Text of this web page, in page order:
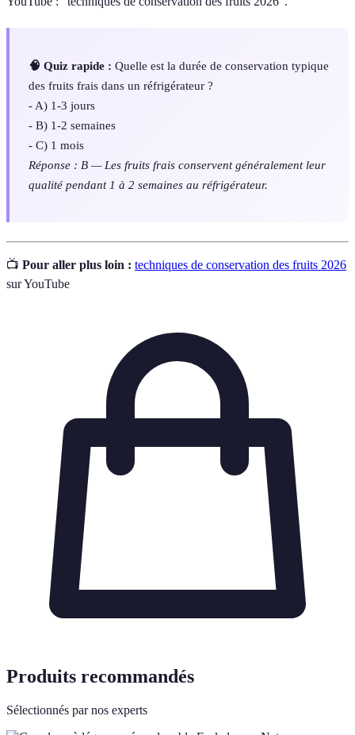
🧠 Quiz rapide : Quelle est la durée de conservation typique
des fruits frais dans un réfrigérateur ?
- A) 1-3 jours
- B) 1-2 semaines
- C) 1 mois
Réponse : B — Les fruits frais conservent généralement leur
qualité pendant 1 à 2 semaines au réfrigérateur.
📺 Pour aller plus loin : techniques de conservation des fruits 2026
sur YouTube
Produits recommandés
Sélectionnés par nos experts